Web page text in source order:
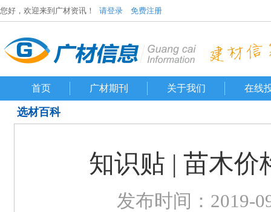
您好，欢迎来到广材资讯！ 请登录 免费注册
首页 广材期刊 关于我们 在线
选材百科
知识贴 | 苗木价
发布时间：2019-